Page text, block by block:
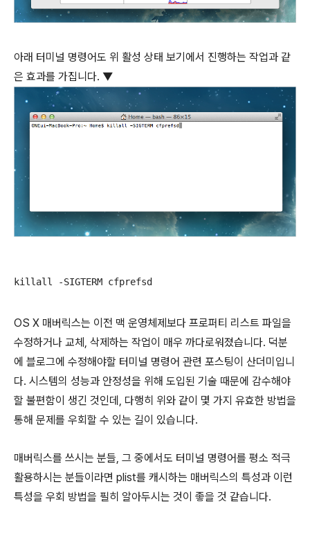
아래 터미널 명령어도 위 활성 상태 보기에서 진행하는 작업과 같
은 효과를 가집니다. ▼
killall -SIGTERM cfprefsd
OS X 매버릭스는 이전 맥 운영체제보다 프로퍼티 리스트 파일을
수정하거나 교체, 삭제하는 작업이 매우 까다로워졌습니다. 덕분
에 블로그에 수정해야할 터미널 명령어 관련 포스팅이 산더미입니
다. 시스템의 성능과 안정성을 위해 도입된 기술 때문에 감수해야
할 불편함이 생긴 것인데, 다행히 위와 같이 몇 가지 유효한 방법을
통해 문제를 우회할 수 있는 길이 있습니다.
매버릭스를 쓰시는 분들, 그 중에서도 터미널 명령어를 평소 적극
활용하시는 분들이라면 plist를 캐시하는 매버릭스의 특성과 이런
특성을 우회 방법을 필히 알아두시는 것이 좋을 것 같습니다.